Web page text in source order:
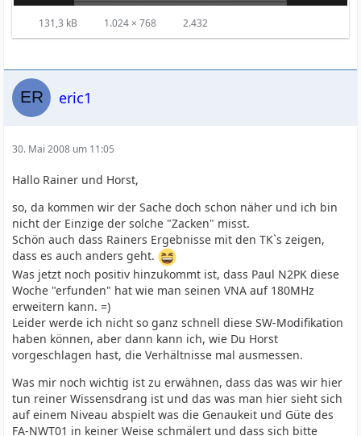
131,3 kB 1.024 × 768 2.432
eric1
30. Mai 2008 um 11:05
Hallo Rainer und Horst,
so, da kommen wir der Sache doch schon näher und ich bin
nicht der Einzige der solche "Zacken" misst.
Schön auch dass Rainers Ergebnisse mit den TK`s zeigen,
dass es auch anders geht.
Was jetzt noch positiv hinzukommt ist, dass Paul N2PK diese
Woche "erfunden" hat wie man seinen VNA auf 180MHz
erweitern kann. =)
Leider werde ich nicht so ganz schnell diese SW-Modifikation
haben können, aber dann kann ich, wie Du Horst
vorgeschlagen hast, die Verhältnisse mal ausmessen.
Was mir noch wichtig ist zu erwähnen, dass das was wir hier
tun reiner Wissensdrang ist und das was man hier sieht sich
auf einem Niveau abspielt was die Genaukeit und Güte des
FA-NWT01 in keiner Weise schmälert und dass sich bitte